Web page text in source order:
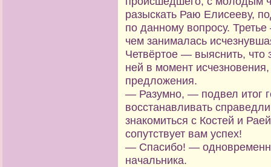
разыскать Раю Елисееву,
по данному вопросу.
чем занималась
Четвёртое — выяснить, что
ней в момент
предложения.
— Разумно, — подвел итог
восстанавливать
знакомиться с Костей и
сопутствует вам успех!
— Спасибо! —
начальника.